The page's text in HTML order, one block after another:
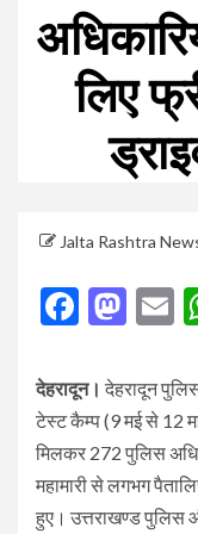
लिए
Jalta Rashtra
देहरादून। देहरादून
टेस्ट कैम्प (9 मई से 12
मिलकर 272 पुलिस
महामारी से लगभग
हुए। उत्तराखण्ड पुलिस